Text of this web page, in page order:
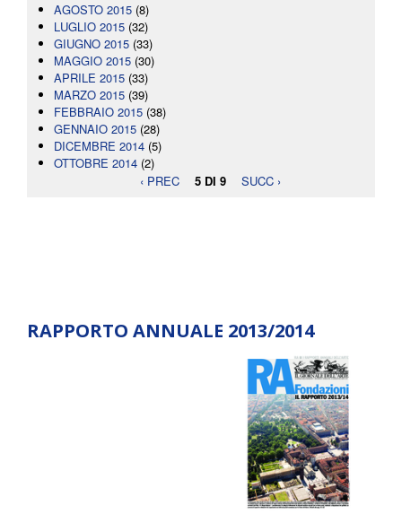
AGOSTO 2015 (8)
LUGLIO 2015 (32)
GIUGNO 2015 (33)
MAGGIO 2015 (30)
APRILE 2015 (33)
MARZO 2015 (39)
FEBBRAIO 2015 (38)
GENNAIO 2015 (28)
DICEMBRE 2014 (5)
OTTOBRE 2014 (2)
‹ PREC
5 DI 9 SUCC ›
RAPPORTO ANNUALE 2013/2014